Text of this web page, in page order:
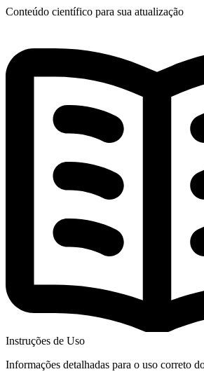
Conteúdo científico para sua atualização
Instruções de Uso
Informações detalhadas para o uso correto